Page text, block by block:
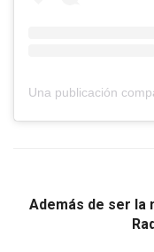
Además de ser la